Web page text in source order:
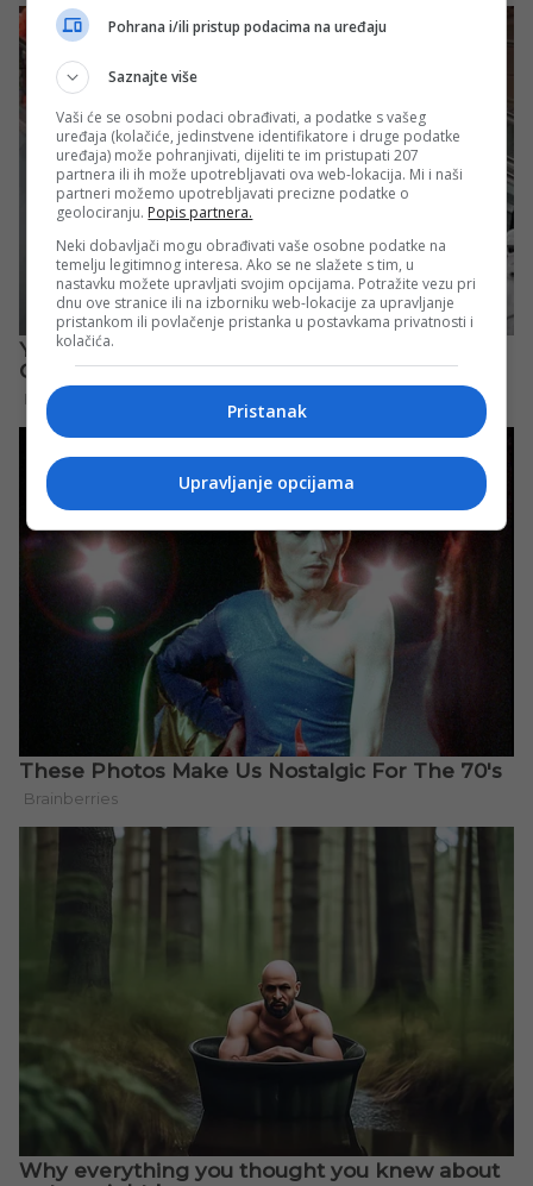
Pohrana i/ili pristup podacima na uređaju
Saznajte više
Vaši će se osobni podaci obrađivati, a podatke s vašeg
uređaja (kolačiće, jedinstvene identifikatore i druge podatke
uređaja) može pohranjivati, dijeliti te im pristupati 207
partnera ili ih može upotrebljavati ova web-lokacija. Mi i naši
partneri možemo upotrebljavati precizne podatke o
geolociranju. Popis partnera.
Neki dobavljači mogu obrađivati vaše osobne podatke na
temelju legitimnog interesa. Ako se ne slažete s tim, u
nastavku možete upravljati svojim opcijama. Potražite vezu pri
dnu ove stranice ili na izborniku web-lokacije za upravljanje
pristankom ili povlačenje pristanka u postavkama privatnosti i
kolačića.
Pristanak
Upravljanje opcijama